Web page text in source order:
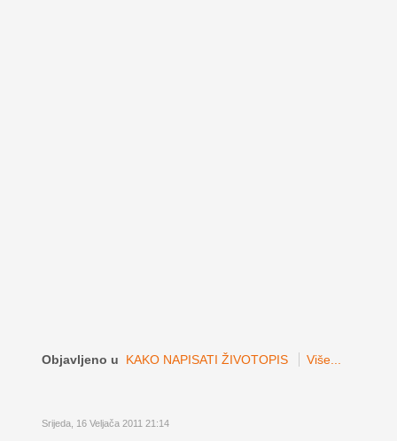
Objavljeno u KAKO NAPISATI ŽIVOTOPIS Više...
Srijeda, 16 Veljača 2011 21:14